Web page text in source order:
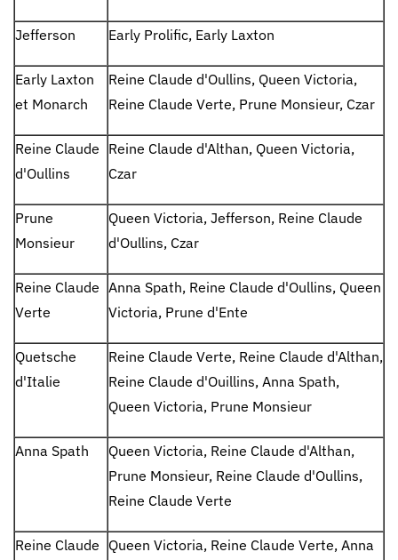
Jefferson Early Prolific, Early Laxton
Early Laxton
et Monarch
Reine Claude d'Oullins, Queen Victoria,
Reine Claude Verte, Prune Monsieur, Czar
Reine Claude
d'Oullins
Reine Claude d'Althan, Queen Victoria,
Czar
Prune
Monsieur
Queen Victoria, Jefferson, Reine Claude
d'Oullins, Czar
Reine Claude
Verte
Anna Spath, Reine Claude d'Oullins, Queen
Victoria, Prune d'Ente
Quetsche
d'Italie
Reine Claude Verte, Reine Claude d'Althan,
Reine Claude d'Ouillins, Anna Spath,
Queen Victoria, Prune Monsieur
Anna Spath
Queen Victoria, Reine Claude d'Althan,
Prune Monsieur, Reine Claude d'Oullins,
Reine Claude Verte
Reine Claude Queen Victoria, Reine Claude Verte, Anna